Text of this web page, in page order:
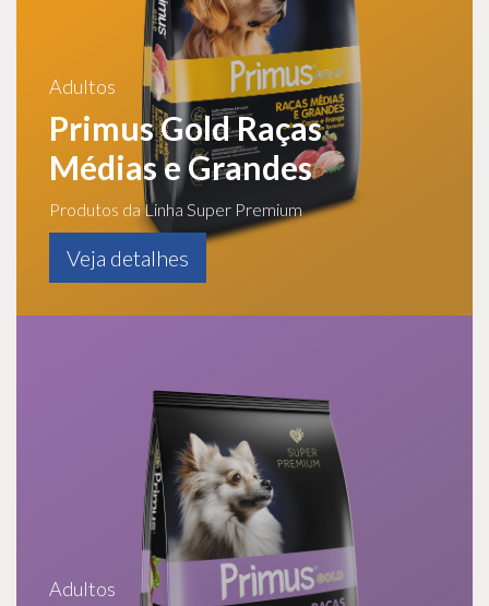
Adultos
Primus Gold Raças
Médias e Grandes
Produtos da Linha Super Premium
Veja detalhes
Adultos